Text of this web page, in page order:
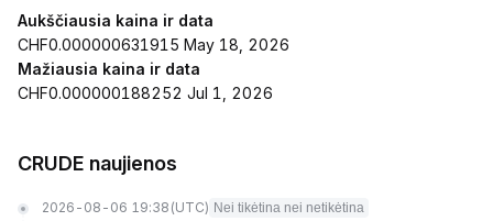
Aukščiausia kaina ir data
CHF0.000000631915 May 18, 2026
Mažiausia kaina ir data
CHF0.000000188252 Jul 1, 2026
CRUDE naujienos
2026-08-06 19:38 (UTC) Nei tikėtina nei netikėtina